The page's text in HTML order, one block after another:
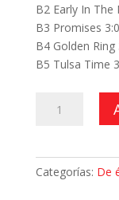
B2 Early In The
B3 Promises
B4 Golden Ring
B5 Tulsa Time
Categorías: De